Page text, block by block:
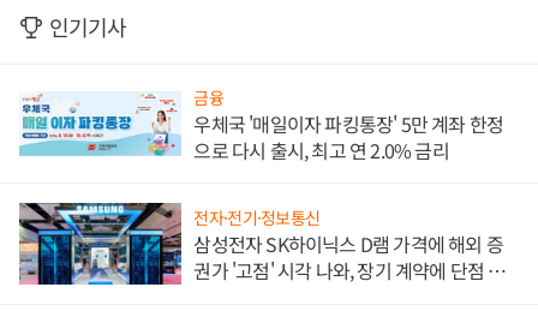
인기기사
금융
우체국 '매일이자 파킹통장' 5만 계좌 한정
으로 다시 출시, 최고 연 2.0% 금리
전자·전기·정보통신
삼성전자 SK하이닉스 D램 가격에 해외 증
권가 '고점' 시각 나와, 장기 계약에 단점 부